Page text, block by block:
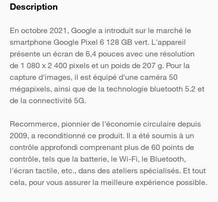
Description
En octobre 2021, Google a introduit sur le marché le
smartphone Google Pixel 6 128 GB vert. L'appareil
présente un écran de 6,4 pouces avec une résolution
de 1 080 x 2 400 pixels et un poids de 207 g. Pour la
capture d'images, il est équipé d'une caméra 50
mégapixels, ainsi que de la technologie bluetooth 5.2 et
de la connectivité 5G.
Recommerce, pionnier de l'économie circulaire depuis
2009, a reconditionné ce produit. Il a été soumis à un
contrôle approfondi comprenant plus de 60 points de
contrôle, tels que la batterie, le Wi-Fi, le Bluetooth,
l'écran tactile, etc., dans des ateliers spécialisés. Et tout
cela, pour vous assurer la meilleure expérience possible.